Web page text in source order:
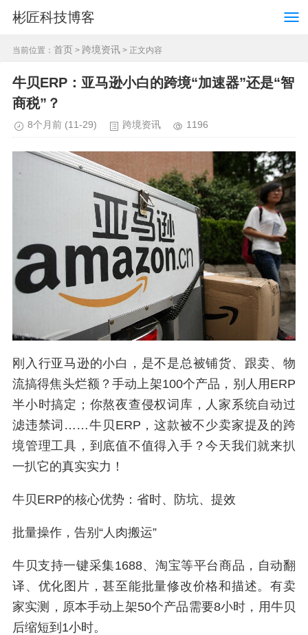
彬匠科技博客
当前位置： 首页 > 跨境资讯 > 正文内容
牛贝ERP：亚马逊小白的跨境“加速器”还是“智
商税”？
8个月前 (11-29) 跨境资讯 1196
刚入行亚马逊的小白，是不是总被铺货、跟卖、物
流搞得焦头烂额？手动上架100个产品，别人用ERP
半小时搞定；你熬夜查侵权词库，人家系统自动过
滤违禁词……牛贝ERP，这款被不少卖家提及的跨
境管理工具，到底值不值得入手？今天我们就来扒
一扒它的真实实力！
牛贝ERP的核心优势：省时、防坑、提效
批量操作，告别“人肉搬运”
牛贝支持一键采集1688、淘宝等平台商品，自动翻
译、优化图片，甚至能批量修改价格和描述。有卖
家实测，原本手动上架50个产品需要8小时，用牛贝
后缩短到1小时。